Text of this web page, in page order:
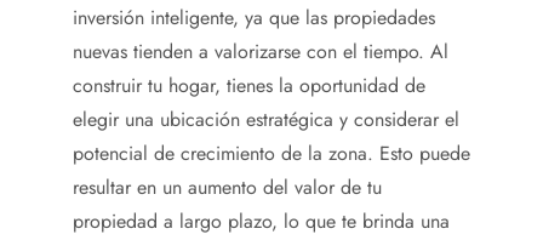
inversión inteligente, ya que las propiedades
nuevas tienden a valorizarse con el tiempo. Al
construir tu hogar, tienes la oportunidad de
elegir una ubicación estratégica y considerar el
potencial de crecimiento de la zona. Esto puede
resultar en un aumento del valor de tu
propiedad a largo plazo, lo que te brinda una